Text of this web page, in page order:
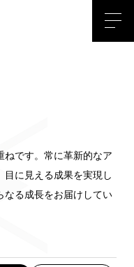
ねです。常に革新的なア
目に見える成果を実現し
なる成長をお届けしてい